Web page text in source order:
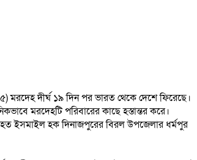
দীর্ঘ ১৯ দিন পর ভারত থেকে দেশে ফিরেছে।
মরদেহটি পরিবারের কাছে হস্তান্তর করে।
ইসমাইল হক দিনাজপুরের বিরল উপজেলার ধর্মপুর